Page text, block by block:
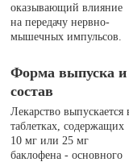
оказывающий влияние
на передачу нервно-
мышечных импульсов.
Форма выпуска и
состав
Лекарство выпускается
таблетках, содержащих
10 мг или 25 мг
баклофена - основного